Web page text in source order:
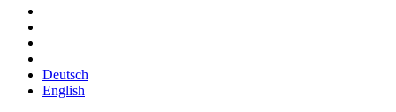
Deutsch
English